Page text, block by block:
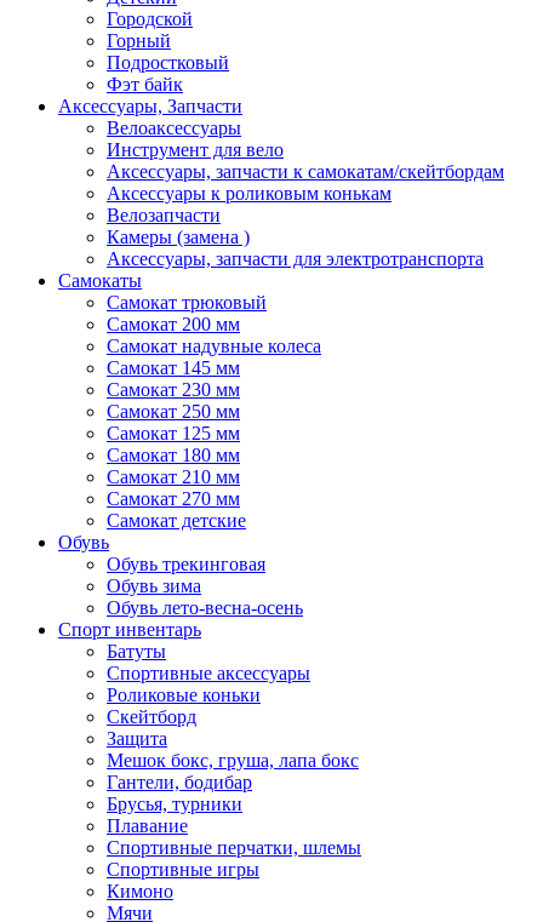
Городской
Горный
Подростковый
Фэт байк
Аксессуары, Запчасти
Велоаксессуары
Инструмент для вело
Аксессуары, запчасти к самокатам/скейтбордам
Аксессуары к роликовым конькам
Велозапчасти
Камеры (замена )
Аксессуары, запчасти для электротранспорта
Самокаты
Самокат трюковый
Самокат 200 мм
Самокат надувные колеса
Самокат 145 мм
Самокат 230 мм
Самокат 250 мм
Самокат 125 мм
Самокат 180 мм
Самокат 210 мм
Самокат 270 мм
Самокат детские
Обувь
Обувь трекинговая
Обувь зима
Обувь лето-весна-осень
Спорт инвентарь
Батуты
Спортивные аксессуары
Роликовые коньки
Скейтборд
Защита
Мешок бокс, груша, лапа бокс
Гантели, бодибар
Брусья, турники
Плавание
Спортивные перчатки, шлемы
Спортивные игры
Кимоно
Мячи